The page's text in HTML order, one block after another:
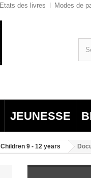
Etats des livres Modes de
JEUNESSE
Children 9 - 12 years